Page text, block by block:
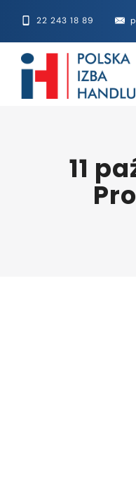
22 243 18 89
11